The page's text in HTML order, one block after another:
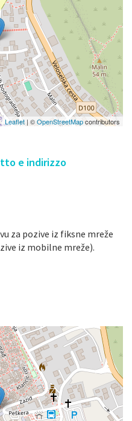
Leaflet | ©OpenStreetMapcontributors
e indirizzo
za pozive iz fiksne mreže
iz mobilne mreže).